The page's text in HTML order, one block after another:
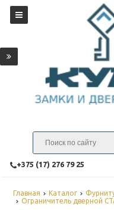
‎+375 (17) 276 79 25
Главная Каталог
Ограничитель дверной